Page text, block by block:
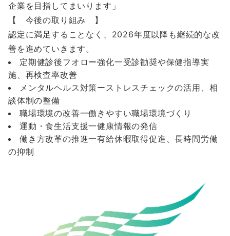
企業を目指してまいります」
【 今後の取り組み 】
認定に満足することなく、2026年度以降も継続的な改
善を進めていきます。
定期健診後フオロー強化一受診勧奨や保健指導実
施、再検査率改善
メンタルヘルス対策ーストレスチェックの活用、相
談体制の整備
職場環境の改善一働きやすい職場環境づくり
運動・食生活支援一健康情報の発信
働き方改革の推進一有給休暇取得促進、長時間労働
の抑制